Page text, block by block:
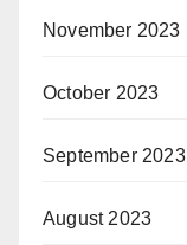
November 2023
October 2023
September 2023
August 2023